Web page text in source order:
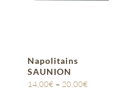
Napolitains
SAUNION
14,00€ – 20,00€